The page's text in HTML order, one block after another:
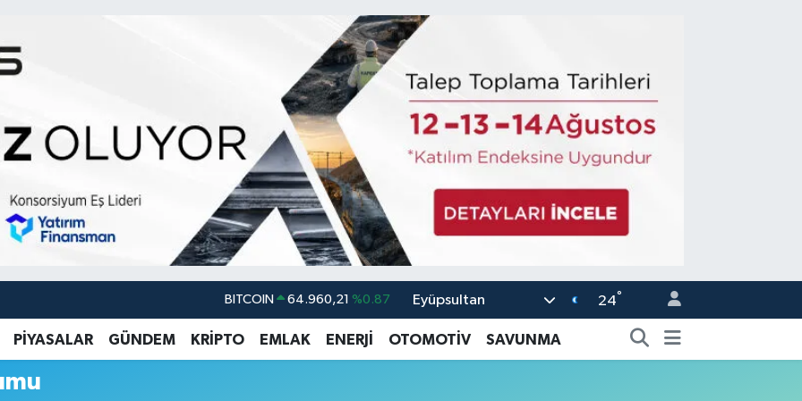
BITCOIN 64.960,21 %0.87
DOLAR 47,7436 %0.18
EURO 55,2510 %0.32
Eyüpsultan 24°
PİYASALAR GÜNDEM KRİPTO EMLAK ENERJİ OTOMOTİV SAVUNMA